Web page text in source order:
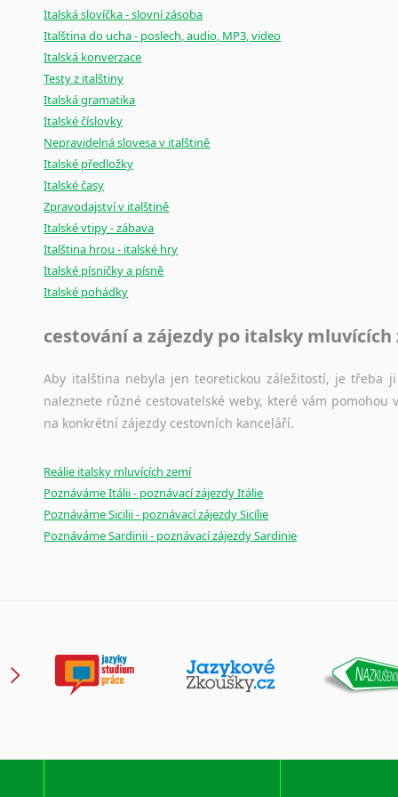
Italská slovíčka - slovní zásoba
Italština do ucha - poslech, audio, MP3, video
Italská konverzace
Testy z italštiny
Italská gramatika
Italské číslovky
Nepravidelná slovesa v italštině
Italské předložky
Italské časy
Zpravodajství v italštině
Italské vtipy - zábava
Italština hrou - italské hry
Italské písničky a písně
Italské pohádky
cestování a zájezdy po italsky mluvících
Aby italština nebyla jen teoretickou záležitostí, je třeba
naleznete různé cestovatelské weby, které vám
na konkrétní zájezdy cestovních kanceláří.
Reálie italsky mluvících zemí
Poznáváme Itálii - poznávací zájezdy Itálie
Poznáváme Sicilii - poznávací zájezdy Sicílie
Poznáváme Sardinii - poznávací zájezdy Sardinie